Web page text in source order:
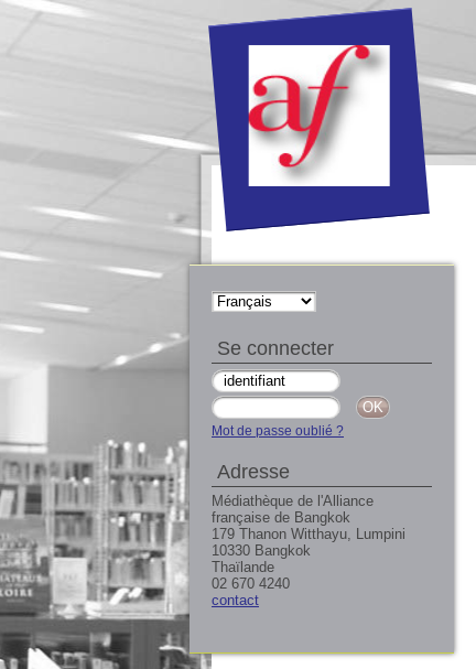
Se connecter
Mot de passe oublié ?
Adresse
Médiathèque de l'Alliance
française de Bangkok
179 Thanon Witthayu, Lumpini
10330 Bangkok
Thaïlande
02 670 4240
contact